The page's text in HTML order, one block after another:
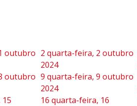
outubro 2 quarta-feira, 2 outubro
2024
outubro 9 quarta-feira, 9 outubro
2024
16 quarta-feira, 16